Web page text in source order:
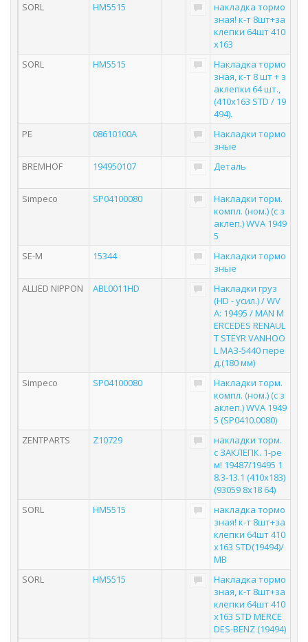
SORL
HM5515
накладка тормо
зная! к-т 8шт+за
клепки 64шт 410
x163
SORL
HM5515
Накладка тормо
зная, к-т 8 шт + з
аклепки 64 шт.,
(410x163 STD / 19
494).
PE
08610100A
Накладки тормо
зные
BREMHOF
194950107 Деталь
Simpeco SP04100080
Накладки торм.
компл. (ном.) (с з
аклеп.) WVA 1949
5
SE-M
15344
Накладки тормо
зные
ALLIED NIPPON
ABL0011HD
Накладки груз
(HD - усил.) / WV
A: 19495 / MAN M
ERCEDES RENAUL
T STEYR VANHOO
L МАЗ-5440 пере
д.(180 мм)
Simpeco
SP04100080
Накладки торм.
компл. (ном.) (с з
аклеп.) WVA 1949
5 (SP0410.0080)
ZENTPARTS
Z10729
накладки торм.
с ЗАКЛЕПК. 1-ре
м! 19487/19495 1
8.3-13.1 (410x183)
(93059 8x18 64)
SORL
HM5515
накладка тормо
зная! к-т 8шт+за
клепки 64шт 410
x163 STD(19494)/
MB
SORL
HM5515
Накладка тормо
зная, к-т 8шт+за
клепки 64шт 410
x163 STD MERCE
DES-BENZ (19494)